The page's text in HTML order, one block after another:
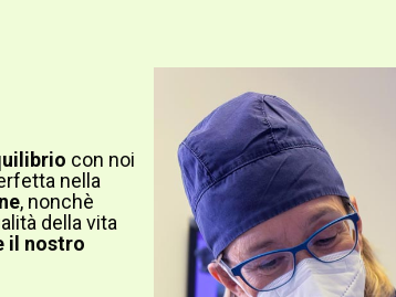
con noi
nella
, nonchè
della vita
il nostro